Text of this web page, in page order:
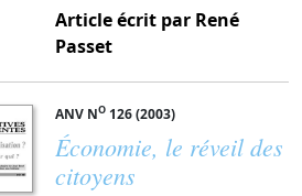
Article écrit par René
Passet
ANV NO 126 (2003)
Économie, le réveil des
citoyens